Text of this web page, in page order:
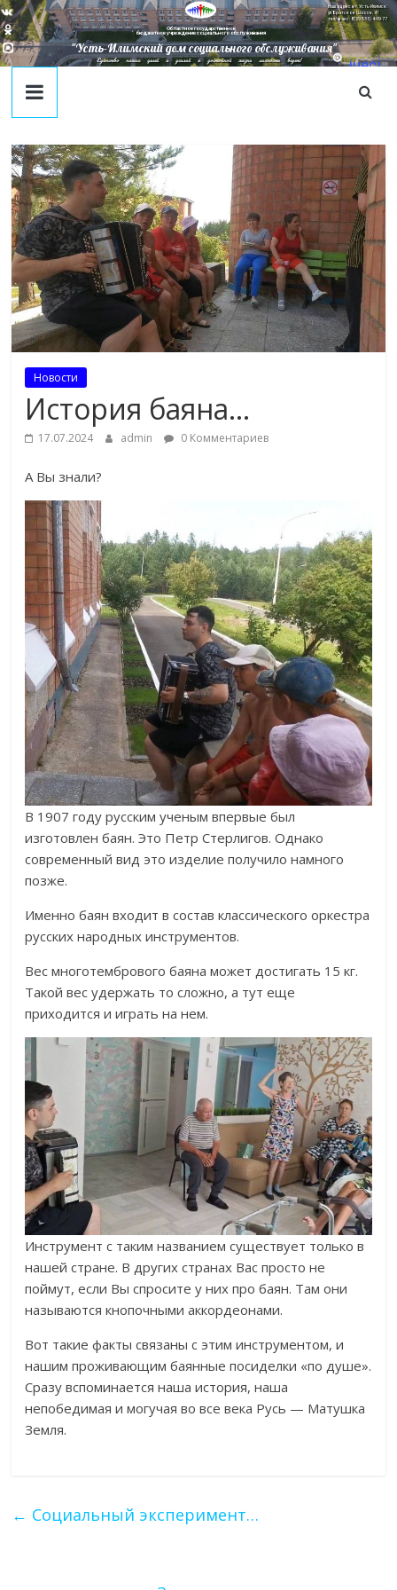
Областное государственное
бюджетное учреждение социального обслуживания
juecj
@mail
"Усть-Илимский дом социального обслуживания"
Наш адрес в г. Усть-Илимск:
ул. Братское Шоссе, 41
тел/факс: 8(395-35) 4-09-77
Единство наших целей и усилий к достойной жизни личности ведет!
Новости
История баяна…
17.07.2024 admin 0 Комментариев
А Вы знали?
В 1907 году русским ученым впервые был
изготовлен баян. Это Петр Стерлигов. Однако
современный вид это изделие получило намного
позже.
Именно баян входит в состав классического оркестра
русских народных инструментов.
Вес многотембрового баяна может достигать 15 кг.
Такой вес удержать то сложно, а тут еще
приходится и играть на нем.
Инструмент с таким названием существует только в
нашей стране. В других странах Вас просто не
поймут, если Вы спросите у них про баян. Там они
называются кнопочными аккордеонами.
Вот такие факты связаны с этим инструментом, и
нашим проживающим баянные посиделки «по душе».
Сразу вспоминается наша история, наша
непобедимая и могучая во все века Русь — Матушка
Земля.
← Социальный эксперимент…